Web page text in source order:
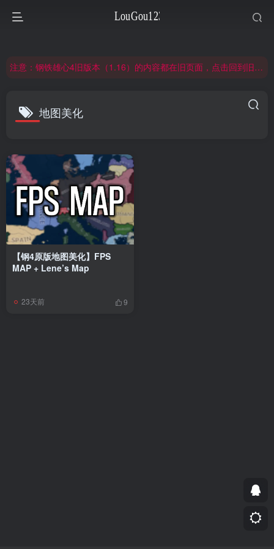
非常抱歉，节假日晚上服务器爆满，建议避开高峰时段访问。
注意：钢铁雄心4旧版本（1.16）的内容都在旧页面，点击回到旧版页面前往，网址：3yc.top
网站合并公告：旧网页langou123.com的内容将搬迁到本页面，本页面后续可通过langou123.com和www.langou123.com访问。旧网页可通过3yc.top访问。
地图美化
【钢4原版地图美化】FPS
MAP + Lene’s Map
23天前 9